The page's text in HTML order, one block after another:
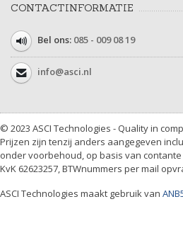
CONTACTINFORMATIE
Bel ons: 085 - 009 08 19
info@asci.nl
© 2023 ASCI Technologies - Quality in
Prijzen zijn tenzij anders aangegeven
onder voorbehoud, op basis van contante
KvK 62623257, BTWnummers per mail
ASCI Technologies maakt gebruik van